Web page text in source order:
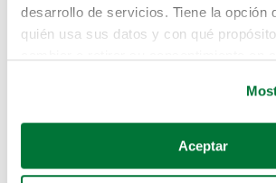
desarrollo de servicios. Tiene la opción
quién usa sus datos y con qué
Si lo permite, también quisiéramos:
Recopilar información sobre su
Aceptar
Pero puedes encontrar el coche que
buscando en alguno de estos
Coches de segunda mano
Coches de km0